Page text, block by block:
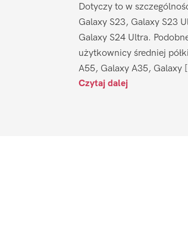
Dotyczy to w
Galaxy S23, Galaxy S23
Galaxy S24 Ultra.
użytkownicy średniej
A55, Galaxy A35, Galaxy
Czytaj dalej